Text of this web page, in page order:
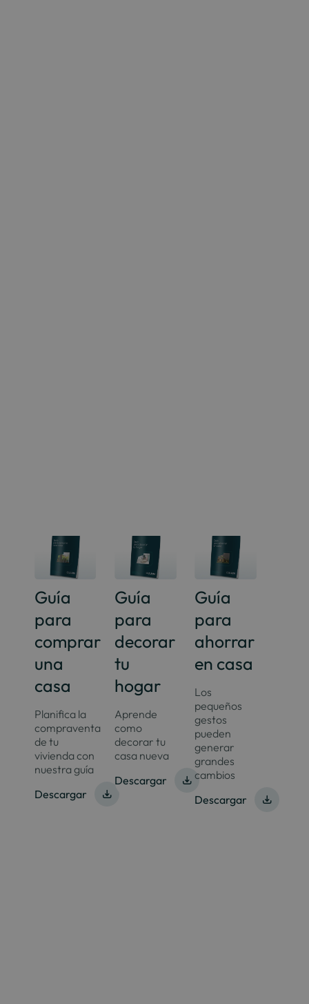
Guía
para
comprar
una
casa
Planifica la
compraventa
de tu
vivienda con
nuestra guía
Descargar
Guía
para
decorar
tu
hogar
Aprende
como
decorar tu
casa nueva
Descargar
Guía
para
ahorrar
en casa
Los
pequeños
gestos
pueden
generar
grandes
cambios
Descargar